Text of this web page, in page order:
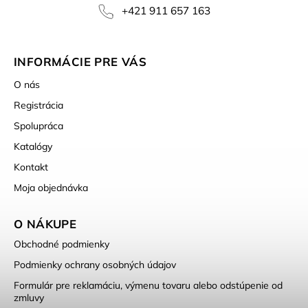
+421 911 657 163
INFORMÁCIE PRE VÁS
O nás
Registrácia
Spolupráca
Katalógy
Kontakt
Moja objednávka
O NÁKUPE
Obchodné podmienky
Podmienky ochrany osobných údajov
Formulár pre reklamáciu, výmenu tovaru alebo odstúpenie od
zmluvy